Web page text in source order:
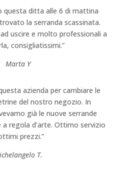
questa ditta alle 6 di mattina
la serranda scassinata.
uscire e molto professionali a
consigliatissimi.”
Marta Y
azienda per cambiare le
del nostro negozio. In
già le nuove serrande
regola d’arte. Ottimo servizio
prezzi.”
T.